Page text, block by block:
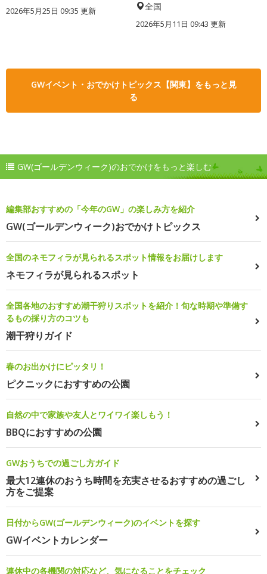
2026年5月25日 09:35 更新 全国
2026年5月11日 09:43 更新
GWイベント・おでかけトピックス【関東】をもっと見
る
GW(ゴールデンウィーク)のおでかけをもっと楽しむ
編集部おすすめの「今年のGW」の楽しみ方を紹介
GW(ゴールデンウィーク)おでかけトピックス
全国のネモフィラが見られるスポット情報をお届けします
ネモフィラが見られるスポット
全国各地のおすすめ潮干狩りスポットを紹介！旬な時期や準備す
るもの採り方のコツも
潮干狩りガイド
春のお出かけにピッタリ！
ピクニックにおすすめの公園
自然の中で家族や友人とワイワイ楽しもう！
BBQにおすすめの公園
GWおうちでの過ごし方ガイド
最大12連休のおうち時間を充実させるおすすめの過ごし
方をご提案
日付からGW(ゴールデンウィーク)のイベントを探す
GWイベントカレンダー
連休中の各機関の対応など、気になることをチェック